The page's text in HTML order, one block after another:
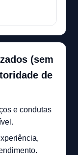
(sem
de
e condutas